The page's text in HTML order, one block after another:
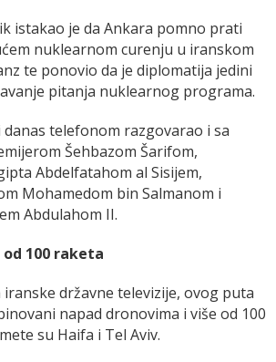
istakao je da Ankara pomno prati
nuklearnom curenju u iranskom
te ponovio da je diplomatija jedini
pitanja nuklearnog programa.
telefonom razgovarao i sa
Šehbazom Šarifom,
Abdelfatahom al Sisijem,
Mohamedom bin Salmanom i
Abdulahom II.
100 raketa
iranske državne televizije, ovog puta
napad dronovima i više od 100
su Haifa i Tel Aviv.